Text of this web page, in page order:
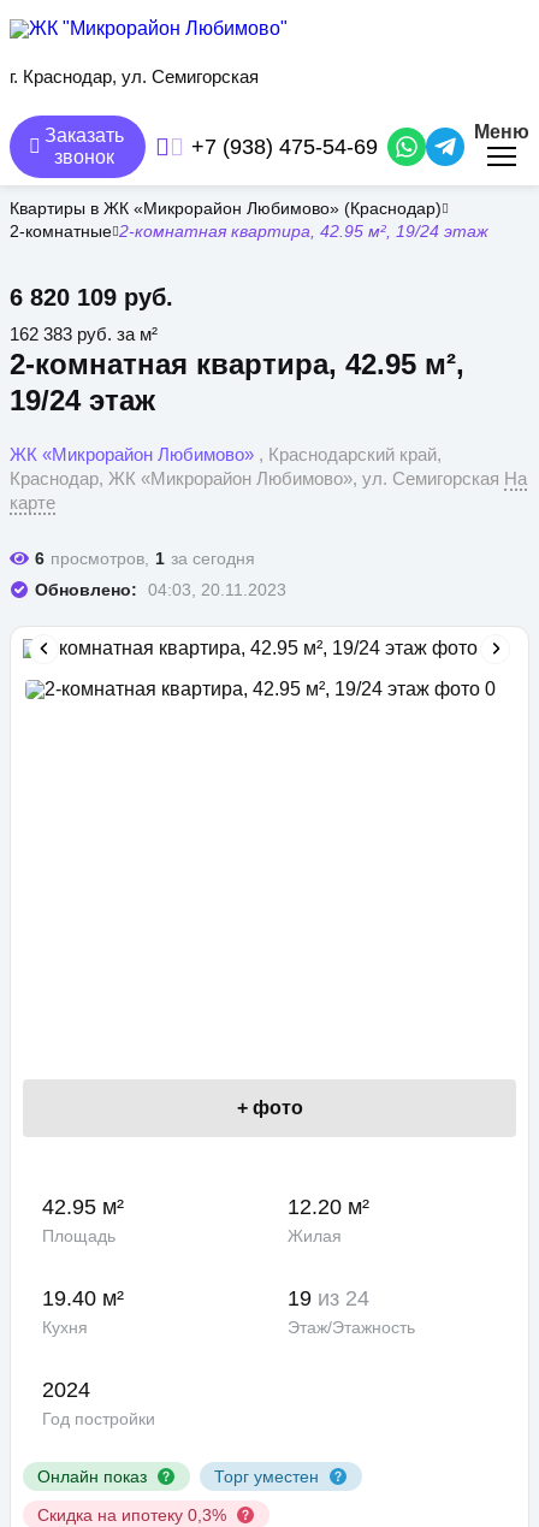
содержанию
г. Краснодар, ул. Семигорская
Заказать
звонок
+7 (938) 475-54-69
Меню
Квартиры в ЖК «Микрорайон Любимово» (Краснодар)
2-комнатные 2-комнатная квартира, 42.95 м², 19/24 этаж
2-комнатная квартира, 42.95 м²,
19/24 этаж
6 820 109 руб.
ЖК «Микрорайон Любимово» , Краснодарский край,
Краснодар, ЖК «Микрорайон Любимово», ул. Семигорская На
карте
162 383 руб. за м²
6 просмотров, 1 за сегодня
Обновлено:
04:03, 20.11.2023
Онлайн показ
Торг уместен
Скидка на ипотеку 0,3%
+ фото
42.95 м²
Площадь
12.20 м²
Жилая
19.40 м²
Кухня
19 из 24
Этаж/Этажность
2024
Год постройки